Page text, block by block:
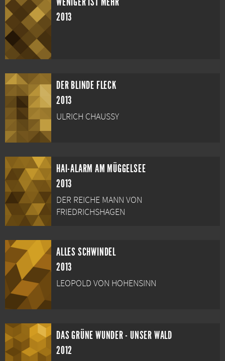
2013
DER BLINDE FLECK
2013
ULRICH CHAUSSY
HAI-ALARM AM MÜGGELSEE
2013
DER REICHE MANN VON
FRIEDRICHSHAGEN
ALLES SCHWINDEL
2013
LEOPOLD VON HOHENSINN
DAS GRÜNE WUNDER - UNSER WALD
2012